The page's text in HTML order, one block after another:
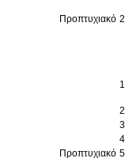
Προπτυχιακό
Προπτυχιακό